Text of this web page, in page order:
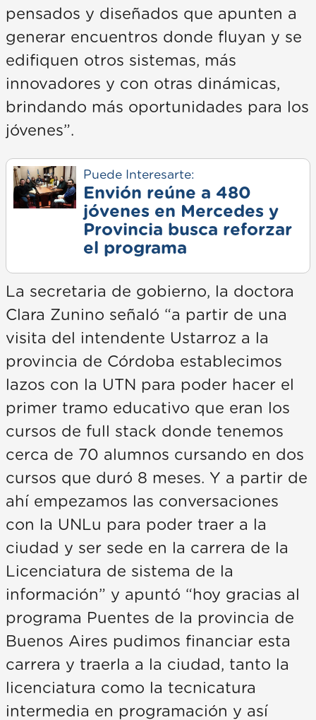
pensados y diseñados que apunten a
generar encuentros donde fluyan y se
edifiquen otros sistemas, más
innovadores y con otras dinámicas,
brindando más oportunidades para los
jóvenes”.
Puede Interesarte:
Envión reúne a 480
jóvenes en Mercedes y
Provincia busca reforzar
el programa
La secretaria de gobierno, la doctora
Clara Zunino señaló “a partir de una
visita del intendente Ustarroz a la
provincia de Córdoba establecimos
lazos con la UTN para poder hacer el
primer tramo educativo que eran los
cursos de full stack donde tenemos
cerca de 70 alumnos cursando en dos
cursos que duró 8 meses. Y a partir de
ahí empezamos las conversaciones
con la UNLu para poder traer a la
ciudad y ser sede en la carrera de la
Licenciatura de sistema de la
información” y apuntó “hoy gracias al
programa Puentes de la provincia de
Buenos Aires pudimos financiar esta
carrera y traerla a la ciudad, tanto la
licenciatura como la tecnicatura
intermedia en programación y así